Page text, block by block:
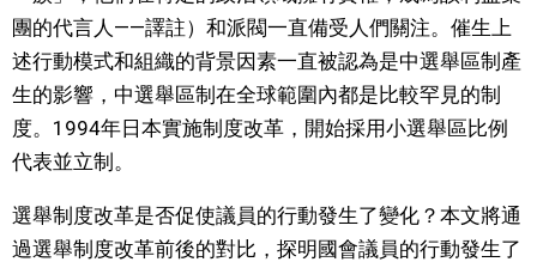
家庭
醫療健康
語言
東京
團的代言人——譯註）和派閥一直備受人們關注。催生上
述行動模式和組織的背景因素一直被認為是中選舉區制產
生的影響，中選舉區制在全球範圍內都是比較罕見的制
度。1994年日本實施制度改革，開始採用小選舉區比例
代表並立制。
選舉制度改革是否促使議員的行動發生了變化？本文將通
過選舉制度改革前後的對比，探明國會議員的行動發生了